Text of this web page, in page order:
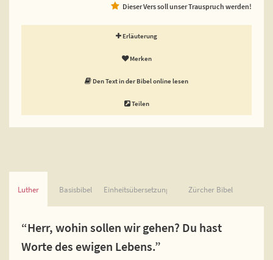
Dieser Vers soll unser Trauspruch werden!
Erläuterung
Merken
Den Text in der Bibel online lesen
Teilen
Luther Basisbibel Einheitsübersetzung Zürcher Bibel
“Herr, wohin sollen wir gehen? Du hast
Worte des ewigen Lebens.”